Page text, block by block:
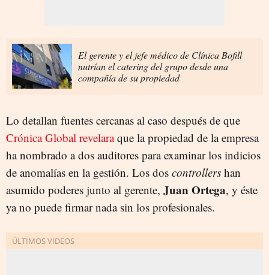
El gerente y el jefe médico de Clínica Bofill
nutrían el catering del grupo desde una
compañía de su propiedad
Lo detallan fuentes cercanas al caso después de que
Crónica Global revelaraque la propiedad de la empresa
ha nombrado a dos auditores para examinar los indicios
de anomalías en la gestión. Los dos controllers han
asumido poderes junto al gerente, Juan Ortega, y éste
ya no puede firmar nada sin los profesionales.